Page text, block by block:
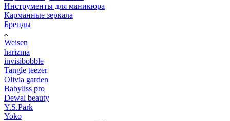
Инструменты для маникюра
Карманные зеркала
Бренды
Weisen
harizma
invisibobble
Tangle teezer
Olivia garden
Babyliss pro
Dewal beauty
Y.S.Park
Yoko